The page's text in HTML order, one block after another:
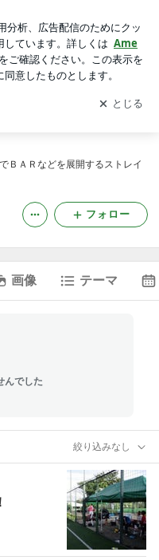
通知
を受け取りまし
開く
ＢＡＲなどを展開するストレイ
フォロー
画像 テーマ
んでした
絞り込みなし